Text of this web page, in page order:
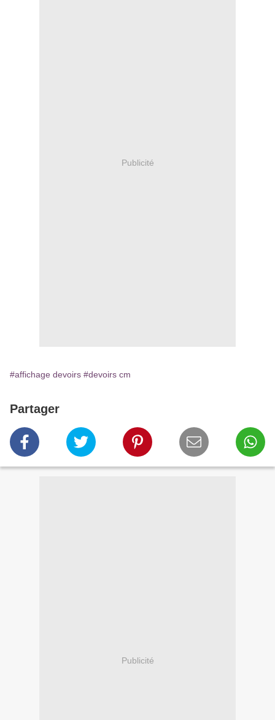
Publicité
#affichage devoirs #devoirs cm
Partager
Publicité